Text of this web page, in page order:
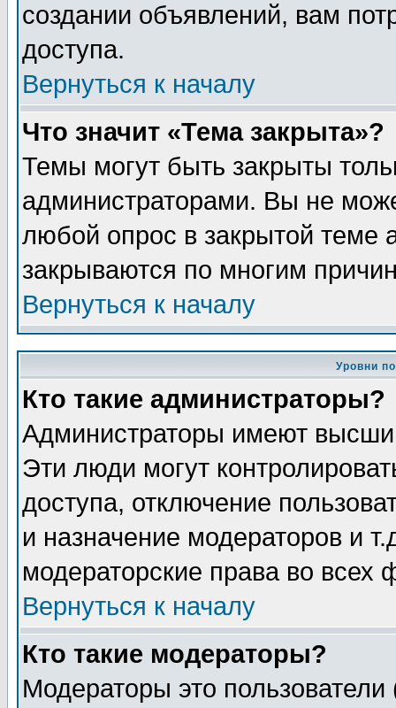
создании объявлений, вам
доступа.
Вернуться к началу
Что значит «Тема закрыта»?
Темы могут быть закрыты
администраторами. Вы не
любой опрос в закрытой теме
закрываются по многим
Вернуться к началу
Уровни
Кто такие администраторы?
Администраторы имеют
Эти люди могут
доступа, отключение
и назначение модераторов и
модераторские права во всех
Вернуться к началу
Кто такие модераторы?
Модераторы это